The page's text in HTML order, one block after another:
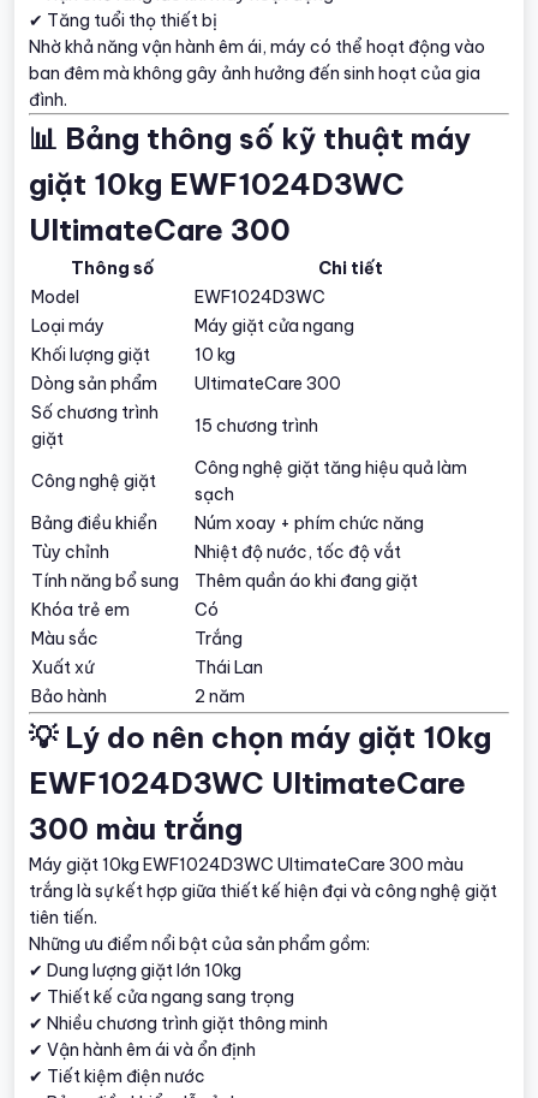
✔ Tăng tuổi thọ thiết bị
Nhờ khả năng vận hành êm ái, máy có thể hoạt động vào
ban đêm mà không gây ảnh hưởng đến sinh hoạt của gia
đình.
📊 Bảng thông số kỹ thuật máy
giặt 10kg EWF1024D3WC
UltimateCare 300
Thông số
Chi tiết
Model
EWF1024D3WC
Loại máy
Máy giặt cửa ngang
Khối lượng giặt
10 kg
Dòng sản phẩm
UltimateCare 300
Số chương trình
giặt
15 chương trình
Công nghệ giặt
Công nghệ giặt tăng hiệu quả làm
sạch
Bảng điều khiển
Núm xoay + phím chức năng
Tùy chỉnh
Nhiệt độ nước, tốc độ vắt
Tính năng bổ sung
Thêm quần áo khi đang giặt
Khóa trẻ em
Có
Màu sắc
Trắng
Xuất xứ
Thái Lan
Bảo hành
2 năm
💡 Lý do nên chọn máy giặt 10kg
EWF1024D3WC UltimateCare
300 màu trắng
Máy giặt 10kg EWF1024D3WC UltimateCare 300 màu
trắng là sự kết hợp giữa thiết kế hiện đại và công nghệ giặt
tiên tiến.
Những ưu điểm nổi bật của sản phẩm gồm:
✔ Dung lượng giặt lớn 10kg
✔ Thiết kế cửa ngang sang trọng
✔ Nhiều chương trình giặt thông minh
✔ Vận hành êm ái và ổn định
✔ Tiết kiệm điện nước